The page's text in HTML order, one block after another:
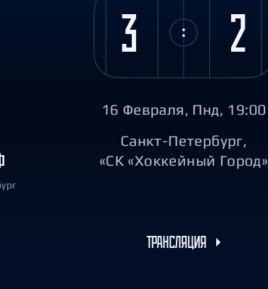
Салават Юлаев
3 2
16 Февраля, Пнд, 19:00
Санкт-Петербург,
«СК «Хоккейный Город»
ТРАНСЛЯЦИЯ